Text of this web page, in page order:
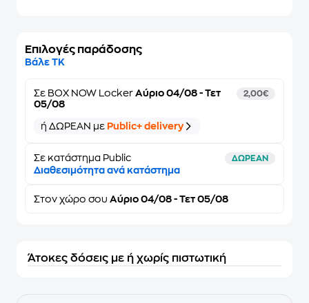
Επιλογές παράδοσης
Βάλε ΤΚ
Σε BOX NOW Locker Αύριο 04/08 - Τετ
05/08
2,00€
ή ΔΩΡΕΑΝ με Public+ delivery
Σε κατάστημα Public ΔΩΡΕΑΝ
Διαθεσιμότητα ανά κατάστημα
Στον χώρο σου Αύριο 04/08 - Τετ 05/08
Άτοκες δόσεις με ή χωρίς πιστωτική